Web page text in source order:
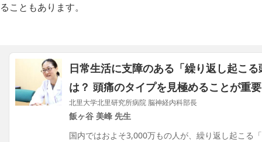
ることもあります。
日常生活に支障のある「繰り返し起こ
は？ 頭痛のタイプを見極めることが重要
北里大学北里研究所病院 脳神経内科部長
飯ヶ谷 美峰 先生
国内ではおよそ3,000万もの人が、繰り返し起こる